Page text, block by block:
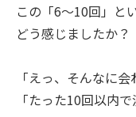
この「6〜10回」と
どう感じましたか？
「えっ、そんなに
「たった10回以内